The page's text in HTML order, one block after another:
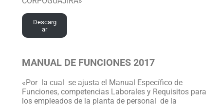
Descarg
ar
MANUAL DE FUNCIONES 2017
«Por la cual se ajusta el Manual Específico de
Funciones, competencias Laborales y Requisitos para
los empleados de la planta de personal de la